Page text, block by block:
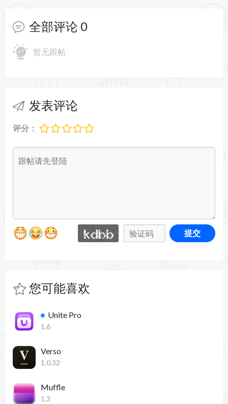
全部评论 0
暂无跟帖
发表评论
评分：
提交
您可能喜欢
Unite Pro
1.6
Verso
1.0.32
Muffle
1.3